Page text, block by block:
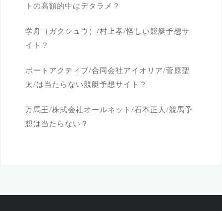
トの高額的中はデタラメ？
学舟（ガクシュウ）/村上孝/怪しい競艇予想サ
イト？
ボートアクティブ/合同会社アイオリア/菅原聖
太/は当たらない競艇予想サイト？
万馬王/株式会社オールネット/石本正人/競馬予
想は当たらない？